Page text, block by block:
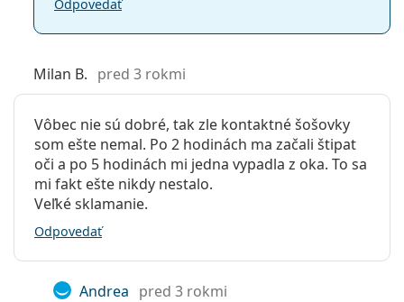
Odpovedať
Milan B. pred 3 rokmi
Vôbec nie sú dobré, tak zle kontaktné šošovky
som ešte nemal. Po 2 hodinách ma začali štipat
oči a po 5 hodinách mi jedna vypadla z oka. To sa
mi fakt ešte nikdy nestalo.
Veľké sklamanie.
Odpovedať
Andrea pred 3 rokmi